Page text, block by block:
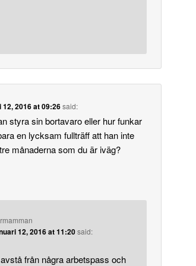
12, 2016 at 09:26said:
styra sin bortavaro eller hur funkar
en lycksam fullträff att han inte
månaderna som du är iväg?
12, 2016 at 11:20 said:
från några arbetspass och